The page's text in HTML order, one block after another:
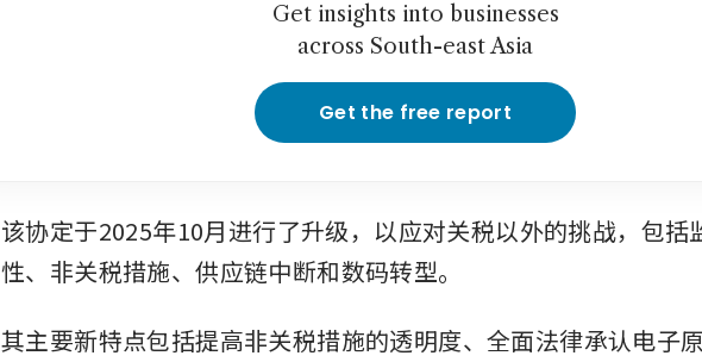
Get insights into businesses
across South-east Asia
Get the free report
该协定于2025年10月进行了升级，以应对关税以外的挑战，包括
性、非关税措施、供应链中断和数码转型。
其主要新特点包括提高非关税措施的透明度、全面法律承认电子原